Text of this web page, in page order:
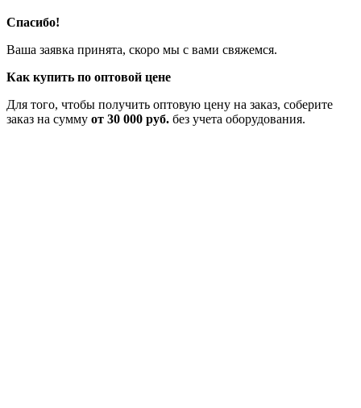
Спасибо!
Ваша заявка принята, скоро мы с вами свяжемся.
Как купить по оптовой цене
Для того, чтобы получить оптовую цену на заказ, соберите
заказ на сумму от 30 000 руб. без учета оборудования.